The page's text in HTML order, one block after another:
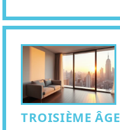
TROISIÈME ÂGE